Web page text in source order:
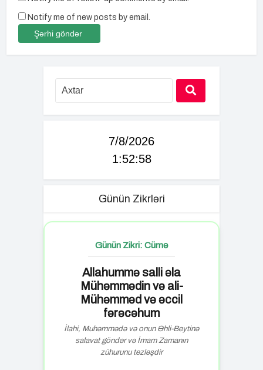
Notify me of new posts by email.
7/8/2026
1:52:58
Günün Zikrləri
Günün Zikri: Cümə
Allahummə salli əla
Mühəmmədin və ali-
Mühəmməd və əccil
fərəcəhum
İlahi, Muhəmmədə və onun Əhli-Beytinə
salavat göndər və İmam Zamanın
zühurunu tezləşdir